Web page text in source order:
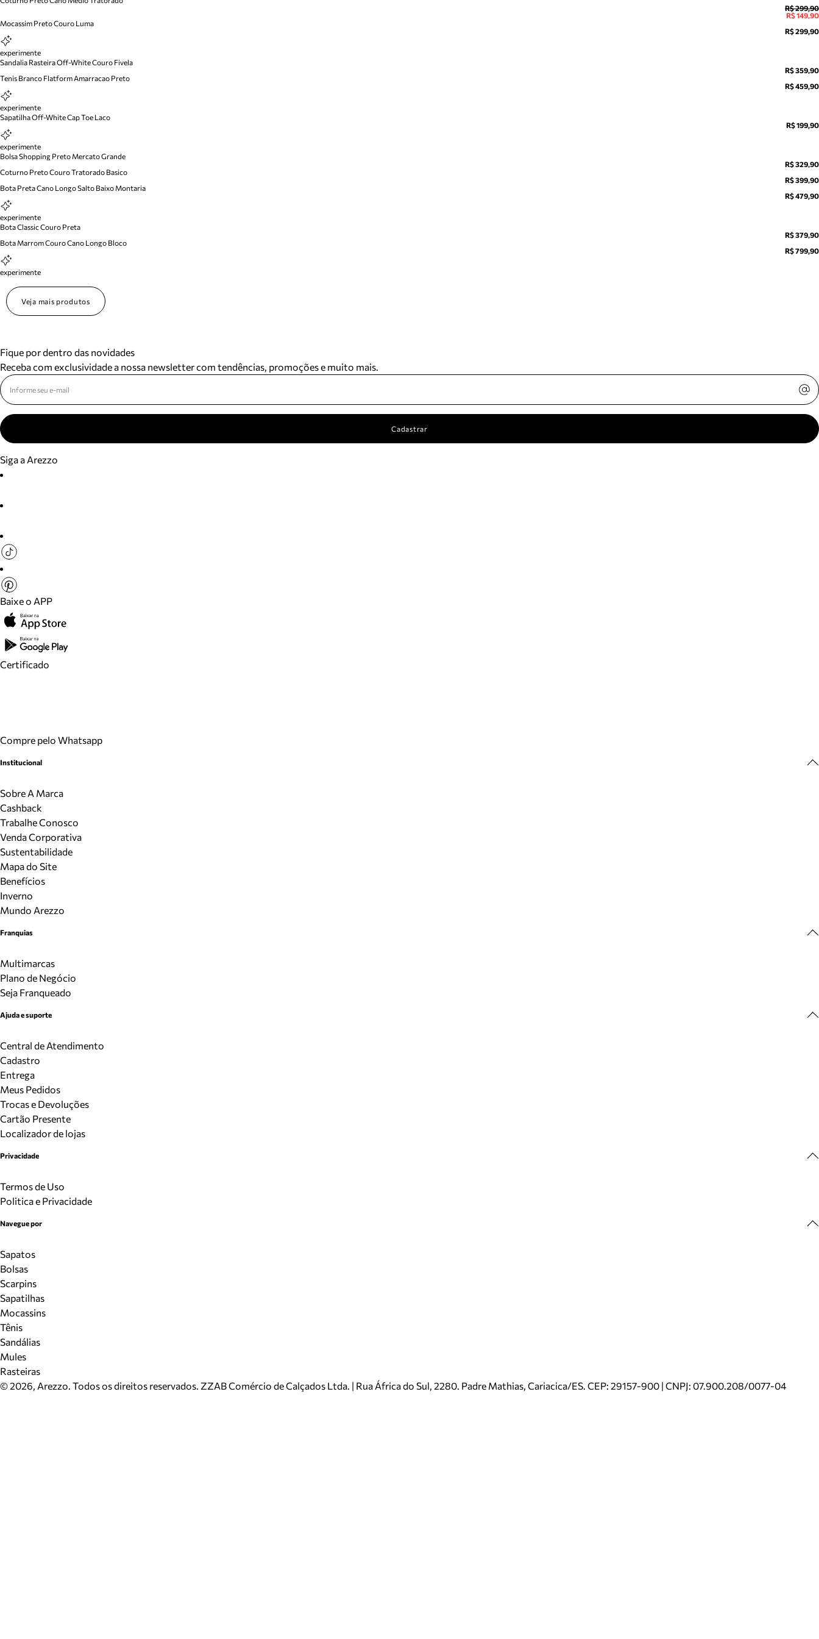
R$ 299,90
R$ 149,90
Mocassim Preto Couro Luma
R$ 299,90
experimente
Sandalia Rasteira Off-White Couro Fivela
R$ 359,90
Tenis Branco Flatform Amarracao Preto
R$ 459,90
experimente
Sapatilha Off-White Cap Toe Laco
R$ 199,90
experimente
Bolsa Shopping Preto Mercato Grande
R$ 329,90
Coturno Preto Couro Tratorado Basico
R$ 399,90
Bota Preta Cano Longo Salto Baixo Montaria
R$ 479,90
experimente
Bota Classic Couro Preta
R$ 379,90
Bota Marrom Couro Cano Longo Bloco
R$ 799,90
experimente
Veja mais produtos
Fique por dentro das novidades
Receba com exclusividade a nossa newsletter com tendências, promoções e muito mais.
Cadastrar
Siga a Arezzo
Baixe o APP
Certificado
Compre pelo Whatsapp
Institucional
Sobre A Marca
Cashback
Trabalhe Conosco
Venda Corporativa
Sustentabilidade
Mapa do Site
Benefícios
Inverno
Mundo Arezzo
Franquias
Multimarcas
Plano de Negócio
Seja Franqueado
Ajuda e suporte
Central de Atendimento
Cadastro
Entrega
Meus Pedidos
Trocas e Devoluções
Cartão Presente
Localizador de lojas
Privacidade
Termos de Uso
Politica e Privacidade
Navegue por
Sapatos
Bolsas
Scarpins
Sapatilhas
Mocassins
Tênis
Sandálias
Mules
Rasteiras
©2026, Arezzo. Todos os direitos reservados. ZZAB Comércio de Calçados Ltda. | Rua África do Sul, 2280. Padre Mathias, Cariacica/ES. CEP: 29157-900 | CNPJ: 07.900.208/0077-04